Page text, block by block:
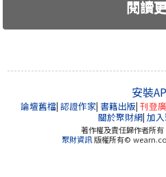
閱讀
安裝
論壇舊檔| 認證作家| 書籍出版| 刊登
關於聚財網| 加
著作權及責任歸作者所
聚財資訊版權所有©